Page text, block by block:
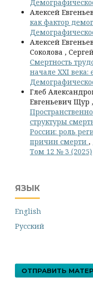
Алексей
как фактор
Алексей
Соколова ,
Смертность
начале XXI
Глеб
Евгеньевич Щур
структуры
России: роль
причин смерти ,
Том 12 № 3 (2025)
ЯЗЫК
English
Русский
ОТПРАВИТЬ